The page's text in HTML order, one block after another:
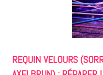
REQUIN VELOURS